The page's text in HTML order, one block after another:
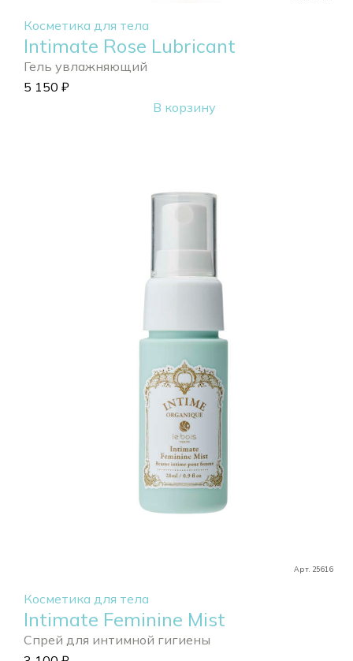
Косметика для тела
Intimate Rose Lubricant
Гель увлажняющий
5 150 ₽
В корзину
Арт. 25616
Косметика для тела
Intimate Feminine Mist
Спрей для интимной гигиены